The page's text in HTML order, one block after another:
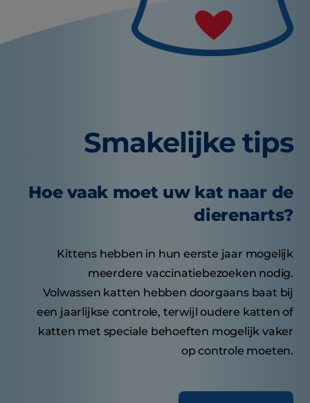
Smakelijke tips
Hoe vaak moet uw kat naar de
dierenarts?
Kittens hebben in hun eerste jaar mogelijk
meerdere vaccinatiebezoeken nodig.
Volwassen katten hebben doorgaans baat bij
een jaarlijkse controle, terwijl oudere katten of
katten met speciale behoeften mogelijk vaker
op controle moeten.